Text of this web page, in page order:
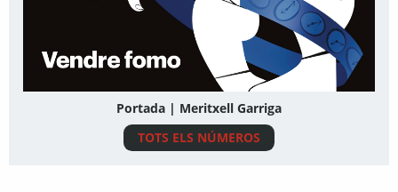
Portada | Meritxell Garriga
TOTS ELS NÚMEROS